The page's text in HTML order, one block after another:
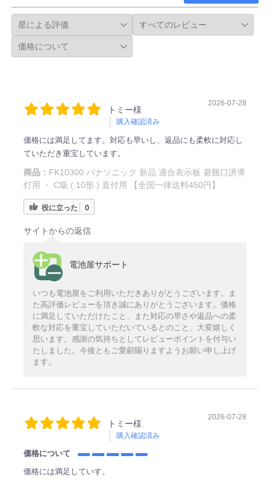
トミー様
購入確認済み
2026-07-28
価格には満足してます。対応も早いし、返品にも柔軟に対応し
ていただき重宝しています。
商品： FK10300 パナソニック 新品 適合表示板 避難口誘導
灯用 ・ C級 ( 10形 ) 直付用 【全国一律送料450円】
役に立った 0
サイトからの返信
電池屋サポート
いつも電池屋をご利用いただきありがとうございます。ま
た高評価レビューを頂き誠にありがとうございます。価格
に満足していただけたこと、また対応の早さや返品への柔
軟な対応を重宝していただいているとのこと、大変嬉しく
思います。感謝の気持ちとしてレビューポイントを付与い
たしました。今後ともご愛顧賜りますようお願い申し上げ
ます。
トミー様
購入確認済み
2026-07-28
価格について
価格には満足していす。